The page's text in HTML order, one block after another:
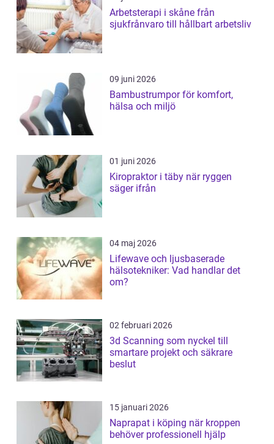
Arbetsterapi i skåne från
sjukfrånvaro till hållbart arbetsliv
09 juni 2026
Bambustrumpor för komfort,
hälsa och miljö
01 juni 2026
Kiropraktor i täby när ryggen
säger ifrån
04 maj 2026
Lifewave och ljusbaserade
hälsotekniker: Vad handlar det
om?
02 februari 2026
3d Scanning som nyckel till
smartare projekt och säkrare
beslut
15 januari 2026
Naprapat i köping när kroppen
behöver professionell hjälp